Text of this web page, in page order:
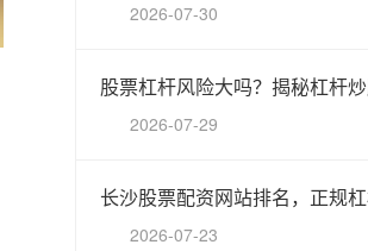
2026-07-30
2026-07-29
2026-07-23